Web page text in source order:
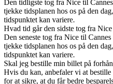
Den tidligste tog fra Nice til
tjekke tidsplanen hos os på den
tidspunktet kan variere.
Hvad tid går den sidste tog fra
Den seneste tog fra Nice til
tjekke tidsplanen hos os på den
tidspunktet kan variere.
Skal jeg bestille min billet på
Hvis du kan, anbefaler vi at
for at sikre, at du får bedre